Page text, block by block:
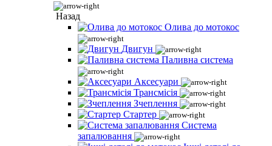
Назад
Олива до мотокос
Двигун
Паливна система
Аксесуари
Трансмісія
Зчеплення
Стартер
Система
запалювання